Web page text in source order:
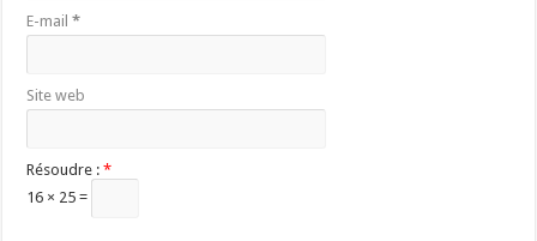
E-mail*
Site web
Résoudre :*
16 × 25 =